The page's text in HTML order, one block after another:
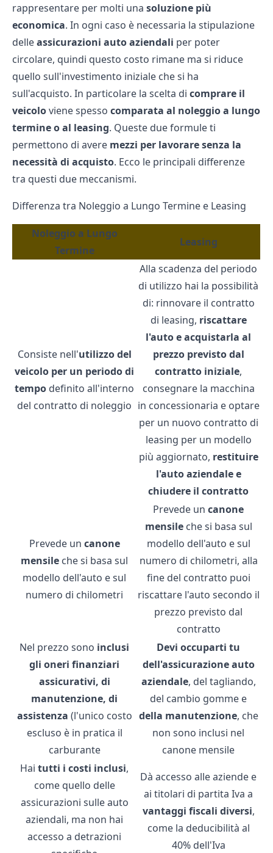
rappresentare per molti una soluzione più
economica. In ogni caso è necessaria la stipulazione
delleassicurazioni auto aziendali per poter
circolare, quindi questo costo rimane ma si riduce
quello sull'investimento iniziale che si ha
sull'acquisto. In particolare la scelta di comprare il
veicoloviene spesso comparata al noleggio a lungo
termine o al leasing. Queste due formule ti
permettono di avere mezzi per lavorare senza la
necessità di acquisto. Ecco le principali differenze
tra questi due meccanismi.
Differenza tra Noleggio a Lungo Termine e Leasing
Noleggio a Lungo
Termine
Leasing
Consiste nell'utilizzo del
veicolo per un periodo di
tempo definito all'interno
del contratto di noleggio
Alla scadenza del periodo
di utilizzo hai la possibilità
di: rinnovare il contratto
di leasing, riscattare
l'auto e acquistarla al
prezzo previsto dal
contratto iniziale,
consegnare la macchina
in concessionaria e optare
per un nuovo contratto di
leasing per un modello
più aggiornato, restituire
l'auto aziendale e
chiudere il contratto
Prevede un canone
mensile che si basa sul
modello dell'auto e sul
numero di chilometri
Prevede un canone
mensileche si basa sul
modello dell'auto e sul
numero di chilometri, alla
fine del contratto puoi
riscattare l'auto secondo il
prezzo previsto dal
contratto
Nel prezzo sono inclusi
gli oneri finanziari
assicurativi, di
manutenzione, di
assistenza (l'unico costo
escluso è in pratica il
carburante
Devi occuparti tu
dell'assicurazione auto
aziendale, del tagliando,
del cambio gomme e
della manutenzione, che
non sono inclusi nel
canone mensile
Hai tutti i costi inclusi,
come quello delle
assicurazioni sulle auto
aziendali, ma non hai
accesso a detrazioni
Dà accesso alle aziende e
ai titolari di partita Iva a
vantaggi fiscali diversi,
come la deducibilità al
40% dell'Iva